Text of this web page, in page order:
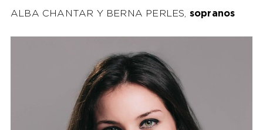
ALBA CHANTAR Y BERNA PERLES, sopranos